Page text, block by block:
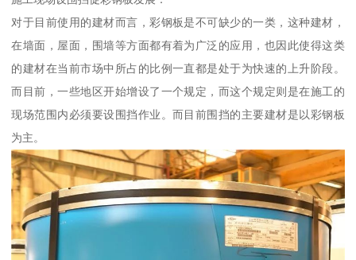
对于目前使用的建材而言，彩钢板是不可缺少的一类，这种建材，
在墙面，屋面，围墙等方面都有着为广泛的应用，也因此使得这类
的建材在当前市场中所占的比例一直都是处于为快速的上升阶段。
而目前，一些地区开始增设了一个规定，而这个规定则是在施工的
现场范围内必须要设围挡作业。而目前围挡的主要建材是以彩钢板
为主。